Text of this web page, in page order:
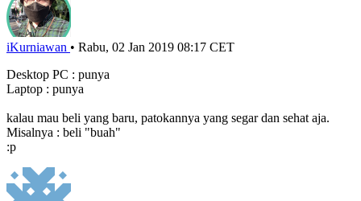
iKurniawan • Rabu, 02 Jan 2019 08:17 CET
Desktop PC : punya
Laptop : punya
kalau mau beli yang baru, patokannya yang segar dan sehat aja.
Misalnya : beli "buah"
:p